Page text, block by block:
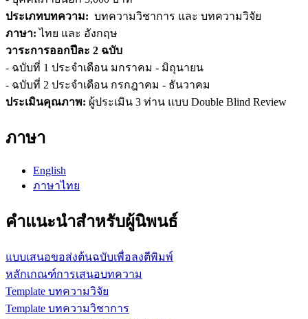
ประเภทบทความ: บทความวิชาการ และ บทความวิจัย
ภาษา: ไทย และ อังกฤษ
วาระการออกปีละ 2 ฉบับ
- ฉบับที่ 1 ประจำเดือน มกราคม - มิถุนายน
- ฉบับที่ 2 ประจำเดือน กรกฎาคม - ธันวาคม
ประเมินคุณภาพ: ผู้ประเมิน 3 ท่าน แบบ Double Blind Review
ภาษา
English
ภาษาไทย
คำแนะนำสำหรับผู้นิพนธ์
แบบเสนอขอส่งต้นฉบับเพื่อลงตีพิมพ์
หลักเกณฑ์การเสนอบทความ
Template บทความวิจัย
Template บทความวิชาการ